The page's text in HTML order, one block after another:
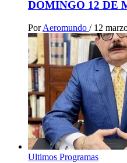
DOMINGO 12 DE
Por Aeromundo / 12
Ultimos Programas